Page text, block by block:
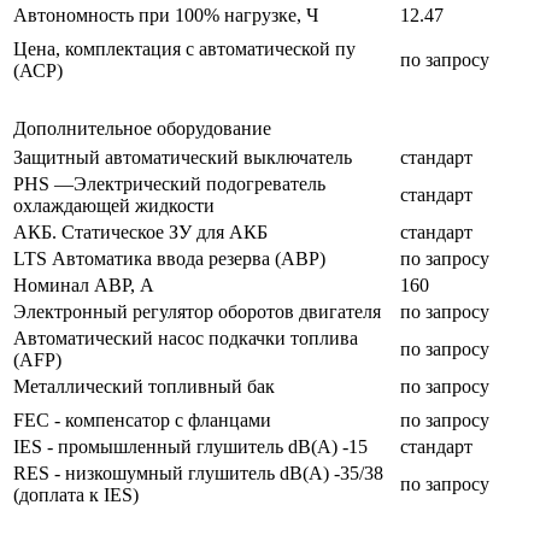
Автономность при 100% нагрузке, Ч
12.47
Цена, комплектация с автоматической пу
(АСР)
по запросу
Дополнительное оборудование
Защитный автоматический выключатель
стандарт
PHS —Электрический подогреватель
охлаждающей жидкости
стандарт
АКБ. Статическое ЗУ для АКБ
стандарт
LTS Автоматика ввода резерва (АВР)
по запросу
Номинал АВР, А
160
Электронный регулятор оборотов двигателя
по запросу
Автоматический насос подкачки топлива
(AFP)
по запросу
Металлический топливный бак
по запросу
FEC - компенсатор с фланцами
по запросу
IES - промышленный глушитель dB(A) -15
стандарт
RES - низкошумный глушитель dB(A) -35/38
(доплата к IES)
по запросу